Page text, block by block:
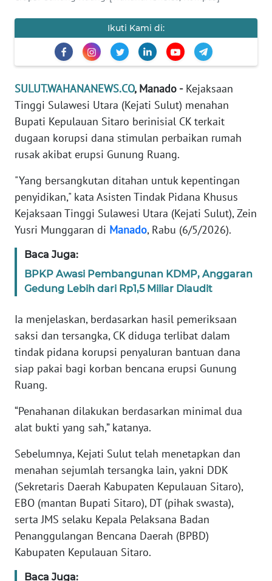
Ikuti Kami di:
SULUT.WAHANANEWS.CO, Manado -Kejaksaan
Tinggi Sulawesi Utara (Kejati Sulut) menahan
Bupati Kepulauan Sitaro berinisial CK terkait
dugaan korupsi dana stimulan perbaikan rumah
rusak akibat erupsi Gunung Ruang.
"Yang bersangkutan ditahan untuk kepentingan
penyidikan," kata Asisten Tindak Pidana Khusus
Kejaksaan Tinggi Sulawesi Utara (Kejati Sulut), Zein
Yusri Munggaran di Manado, Rabu (6/5/2026).
Baca Juga:
BPKP Awasi Pembangunan KDMP, Anggaran
Gedung Lebih dari Rp1,5 Miliar Diaudit
Ia menjelaskan, berdasarkan hasil pemeriksaan
saksi dan tersangka, CK diduga terlibat dalam
tindak pidana korupsi penyaluran bantuan dana
siap pakai bagi korban bencana erupsi Gunung
Ruang.
“Penahanan dilakukan berdasarkan minimal dua
alat bukti yang sah,” katanya.
Sebelumnya, Kejati Sulut telah menetapkan dan
menahan sejumlah tersangka lain, yakni DDK
(Sekretaris Daerah Kabupaten Kepulauan Sitaro),
EBO (mantan Bupati Sitaro), DT (pihak swasta),
serta JMS selaku Kepala Pelaksana Badan
Penanggulangan Bencana Daerah (BPBD)
Kabupaten Kepulauan Sitaro.
Baca Juga:
DISCLAIMER
Wahana
News
WN
SUMUT
JAKARTA
WN
WN
BANTEN
WN
NTT
KEPRI
WN
PAPUA
WN
PAPUA
BARAT